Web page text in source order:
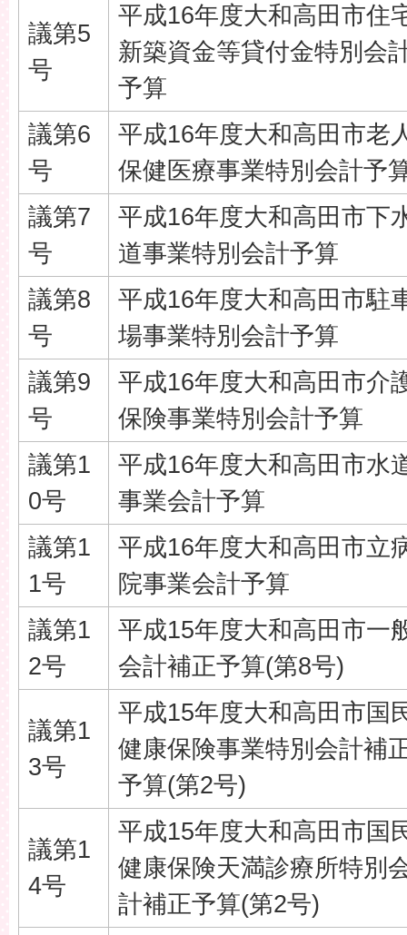
議第5
号
平成16年度大和高田市住
新築資金等貸付金特別会
予算
議第6
号
平成16年度大和高田市老
保健医療事業特別会計予
議第7
号
平成16年度大和高田市下
道事業特別会計予算
議第8
号
平成16年度大和高田市駐
場事業特別会計予算
議第9
号
平成16年度大和高田市介
保険事業特別会計予算
議第1
0号
平成16年度大和高田市水
事業会計予算
議第1
1号
平成16年度大和高田市立
院事業会計予算
議第1
2号
平成15年度大和高田市一
会計補正予算(第8号)
議第1
3号
平成15年度大和高田市国
健康保険事業特別会計補
予算(第2号)
議第1
4号
平成15年度大和高田市国
健康保険天満診療所特別
計補正予算(第2号)